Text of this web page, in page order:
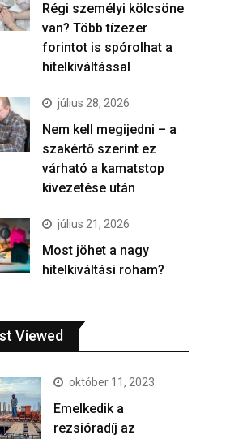
Régi személyi kölcsöne
van? Több tízezer
forintot is spórolhat a
hitelkiváltással
július 28, 2026
Nem kell megijedni – a
szakértő szerint ez
várható a kamatstop
kivezetése után
július 21, 2026
Most jöhet a nagy
hitelkiváltási roham?
Viewed
október 11, 2023
Emelkedik a
rezsióradíj az